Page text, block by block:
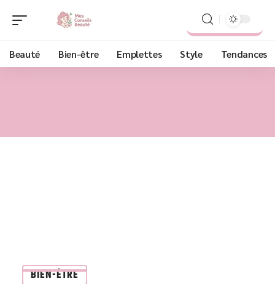
Beauté Bien-être Emplettes Style Tendances
BIEN-ÊTRE